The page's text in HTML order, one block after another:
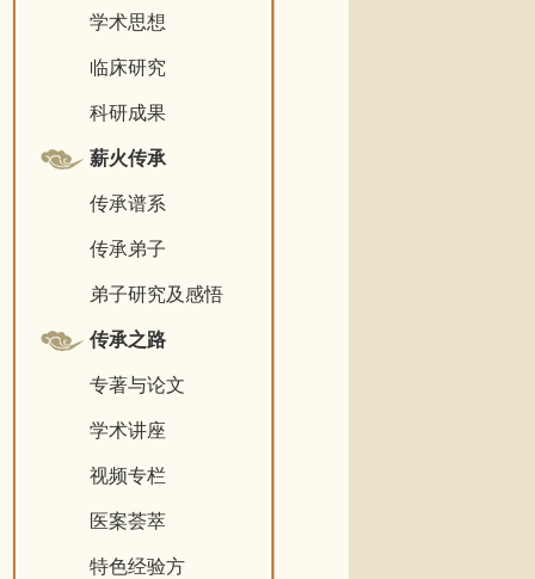
学术思想
临床研究
科研成果
薪火传承
传承谱系
传承弟子
弟子研究及感悟
传承之路
专著与论文
学术讲座
视频专栏
医案荟萃
特色经验方